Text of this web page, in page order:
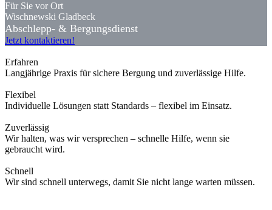
Für Sie vor Ort
Wischnewski Gladbeck
Abschlepp- & Bergungsdienst
Jetzt kontaktieren!
Erfahren
Langjährige Praxis für sichere Bergung und zuverlässige Hilfe.
Flexibel
Individuelle Lösungen statt Standards – flexibel im Einsatz.
Zuverlässig
Wir halten, was wir versprechen – schnelle Hilfe, wenn sie
gebraucht wird.
Schnell
Wir sind schnell unterwegs, damit Sie nicht lange warten müssen.